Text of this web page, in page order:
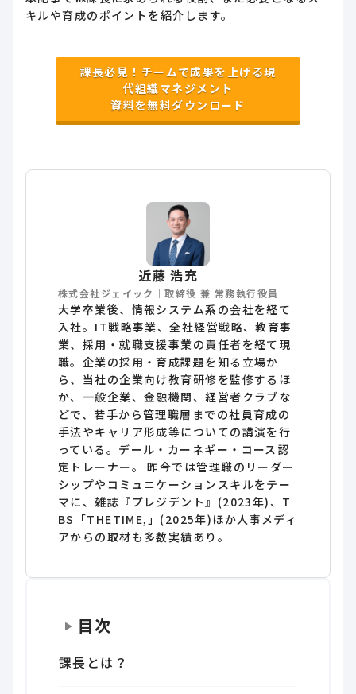
キルや育成のポイントを紹介します。
課長必見！チームで成果を上げる現
代組織マネジメント
資料を無料ダウンロード
近藤 浩充
株式会社ジェイック｜取締役 兼 常務執行役員
大学卒業後、情報システム系の会社を経て
入社。IT戦略事業、全社経営戦略、教育事
業、採用・就職支援事業の責任者を経て現
職。企業の採用・育成課題を知る立場か
ら、当社の企業向け教育研修を監修するほ
か、一般企業、金融機関、経営者クラブな
どで、若手から管理職層までの社員育成の
手法やキャリア形成等についての講演を行
っている。デール・カーネギー・コース認
定トレーナー。 昨今では管理職のリーダー
シップやコミュニケーションスキルをテー
マに、雑誌『プレジデント』(2023年)、T
BS「THETIME,」(2025年)ほか人事メディ
アからの取材も多数実績あり。
目次
課長とは？